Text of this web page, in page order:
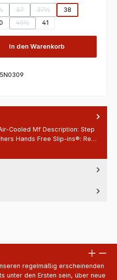
verfügbar.)
nicht verfügbar.)
ist zurzeit nicht verfügbar.)
Option ist zurzeit nicht verfügbar.)
37
(Diese Option ist zurzeit nicht
37½
(Diese Option ist zurzeit
38
verfügbar.)
ist zurzeit nicht verfügbar.)
40½
(Diese Option ist zurzeit nicht
41
Wert ein oder benutze die
In den Warenkorb
Cooled Mf Description: Step
Hands Free Slip-ins®: Re…
regelmäßig erscheinenden
unter den Ersten sein, über neue